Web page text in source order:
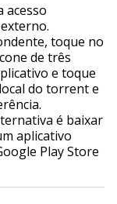
acesso
toque no
de três
e toque
do torrent e
é baixar
aplicativo
Play Store